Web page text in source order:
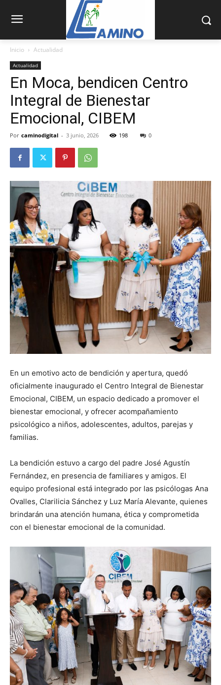
Inicio Actualidad
Actualidad
En Moca, bendicen Centro
Integral de Bienestar
Emocional, CIBEM
Por caminodigital - 3 junio, 2026 198 0
En un emotivo acto de bendición y apertura, quedó
oficialmente inaugurado el Centro Integral de Bienestar
Emocional, CIBEM, un espacio dedicado a promover el
bienestar emocional, y ofrecer acompañamiento
psicológico a niños, adolescentes, adultos, parejas y
familias.
La bendición estuvo a cargo del padre José Agustín
Fernández, en presencia de familiares y amigos. El
equipo profesional está integrado por las psicólogas Ana
Ovalles, Clarilicia Sánchez y Luz María Alevante, quienes
brindarán una atención humana, ética y comprometida
con el bienestar emocional de la comunidad.